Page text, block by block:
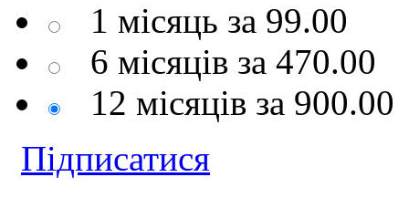
1 місяць за 99.00
6 місяців за 470.00
12 місяців за 900.00
Підписатися